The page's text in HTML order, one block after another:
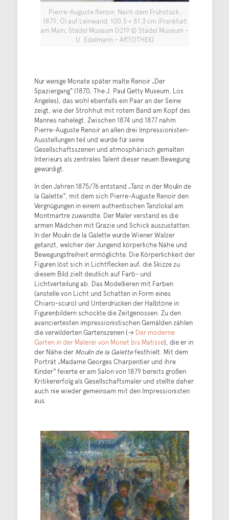
Pierre-Auguste Renoir, Nach dem Frühstück,
1879, Öl auf Leinwand, 100.5 × 81.3 cm (Frankfurt
am Main, Städel Museum D219 © Städel Museum –
U. Edelmann – ARTOTHEK)
Nur wenige Monate später malte Renoir „Der
Spaziergang“ (1870, The J. Paul Getty Museum, Los
Angeles), das wohl ebenfalls ein Paar an der Seine
zeigt, wie der Strohhut mit rotem Band am Kopf des
Mannes nahelegt. Zwischen 1874 und 1877 nahm
Pierre-Auguste Renoir an allen drei Impressionisten-
Ausstellungen teil und wurde für seine
Gesellschaftsszenen und atmosphärisch gemalten
Interieurs als zentrales Talent dieser neuen Bewegung
gewürdigt.
In den Jahren 1875/76 entstand „Tanz in der Moulin de
la Galette“, mit dem sich Pierre-Auguste Renoir den
Vergnügungen in einem authentischen Tanzlokal am
Montmartre zuwandte. Der Maler verstand es die
armen Mädchen mit Grazie und Schick auszustatten.
In der Moulin de la Galette wurde Wiener Walzer
getanzt, welcher der Jungend körperliche Nähe und
Bewegungsfreiheit ermöglichte. Die Körperlichkeit der
Figuren löst sich in Lichtflecken auf, die Skizze zu
diesem Bild zielt deutlich auf Farb- und
Lichtverteilung ab. Das Modellieren mit Farben
(anstelle von Licht und Schatten in Form eines
Chiaro-scuro) und Unterdrücken der Halbtöne in
Figurenbildern schockte die Zeitgenossen. Zu den
avanciertesten impressionistischen Gemälden zählen
die verwilderten Gartenszenen (→ Der moderne
Garten in der Malerei von Monet bis Matisse), die er in
der Nähe der Moulin de la Galettefesthielt. Mit dem
Porträt „Madame Georges Charpentier und ihre
Kinder“ feierte er am Salon von 1879 bereits großen
Kritikererfolg als Gesellschaftsmaler und stellte daher
auch nie wieder gemeinsam mit den Impressionisten
aus.